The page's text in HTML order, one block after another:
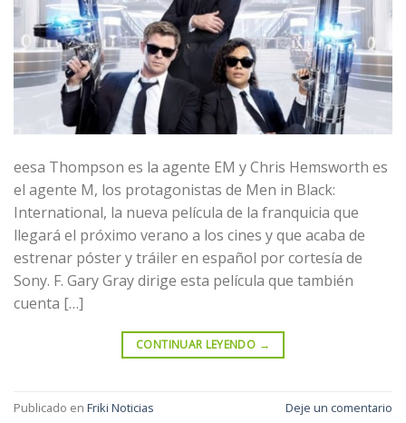
eesa Thompson es la agente EM y Chris Hemsworth es
el agente M, los protagonistas de Men in Black:
International, la nueva película de la franquicia que
llegará el próximo verano a los cines y que acaba de
estrenar póster y tráiler en español por cortesía de
Sony. F. Gary Gray dirige esta película que también
cuenta […]
CONTINUAR LEYENDO →
Publicado en Friki Noticias Deje un comentario